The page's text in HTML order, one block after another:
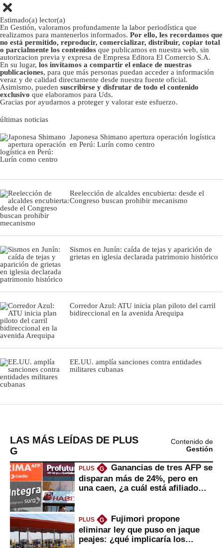
Estimado(a) lector(a)
En Gestión, valoramos profundamente la labor periodística que
realizamos para mantenerlos informados. Por ello, les recordamos que
no está permitido, reproducir, comercializar, distribuir, copiar total
o parcialmente los contenidos que publicamos en nuestra web, sin
autorizacion previa y expresa de Empresa Editora El Comercio S.A.
En su lugar, los invitamos a compartir el enlace de nuestras
publicaciones, para que más personas puedan acceder a información
veraz y de calidad directamente desde nuestra fuente oficial.
Asimismo, pueden suscribirse y disfrutar de todo el contenido
exclusivo que elaboramos para Uds.
Gracias por ayudarnos a proteger y valorar este esfuerzo.
últimas noticias
Japonesa Shimano apertura operación logística
en Perú: Lurín como centro
Reelección de alcaldes encubierta: desde el
Congreso buscan prohibir mecanismo
Sismos en Junín: caída de tejas y aparición de
grietas en iglesia declarada patrimonio histórico
Corredor Azul: ATU inicia plan piloto del carril
bidireccional en la avenida Arequipa
EE.UU. amplía sanciones contra entidades
militares cubanas
LAS MÁS LEÍDAS DE PLUS
G
Contenido de
Gestión
PLUS G
Ganancias de tres AFP se
disparan más de 24%, pero en
una caen, ¿a cuál está afiliado
PLUS G
Fujimori propone
eliminar ley que puso en jaque
peajes: ¿qué implicaría los